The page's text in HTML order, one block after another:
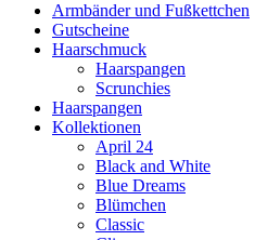
Armbänder und Fußkettchen
Gutscheine
Haarschmuck
Haarspangen
Scrunchies
Haarspangen
Kollektionen
April 24
Black and White
Blue Dreams
Blümchen
Classic